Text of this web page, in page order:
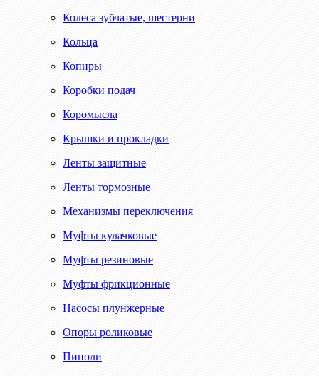
Колеса зубчатые, шестерни
Кольца
Копиры
Коробки подач
Коромысла
Крышки и прокладки
Ленты защитные
Ленты тормозные
Механизмы переключения
Муфты кулачковые
Муфты резиновые
Муфты фрикционные
Насосы плунжерные
Опоры роликовые
Пиноли